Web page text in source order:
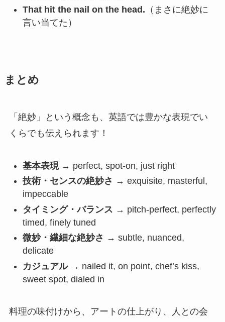
That hit the nail on the head. （まさに絶妙に
言い当てた）
まとめ
「絶妙」という概念も、英語では豊かな表現でい
くらでも伝えられます！
基本表現→ perfect, spot-on, just right
技術・センスの絶妙さ → exquisite, masterful,
impeccable
タイミング・バランス → pitch-perfect, perfectly
timed, finely tuned
微妙・繊細な絶妙さ → subtle, nuanced,
delicate
カジュアル→ nailed it, on point, chef’s kiss,
sweet spot, dialed in
料理の味付けから、アートの仕上がり、人との会